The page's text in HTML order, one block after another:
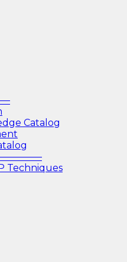
Catalog
Techniques